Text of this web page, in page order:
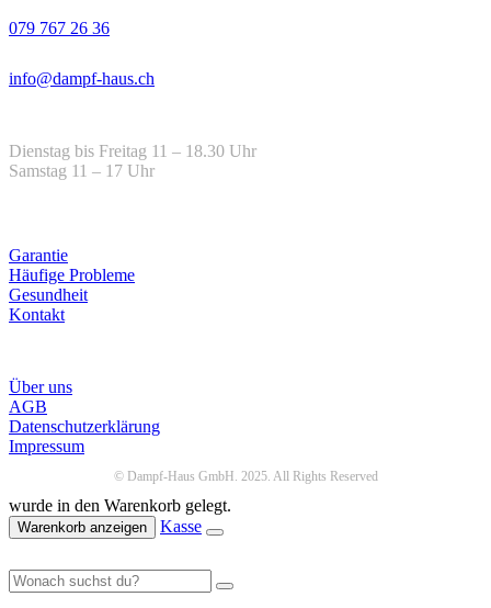
079 767 26 36
info@dampf-haus.ch
Dienstag bis Freitag 11 – 18.30 Uhr
Samstag 11 – 17 Uhr
Garantie
Häufige Probleme
Gesundheit
Kontakt
Über uns
AGB
Datenschutzerklärung
Impressum
© Dampf-Haus GmbH. 2025. All Rights Reserved
wurde in den Warenkorb gelegt.
Warenkorb anzeigen Kasse